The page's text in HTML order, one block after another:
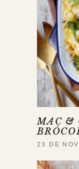
MAC &
23 DE